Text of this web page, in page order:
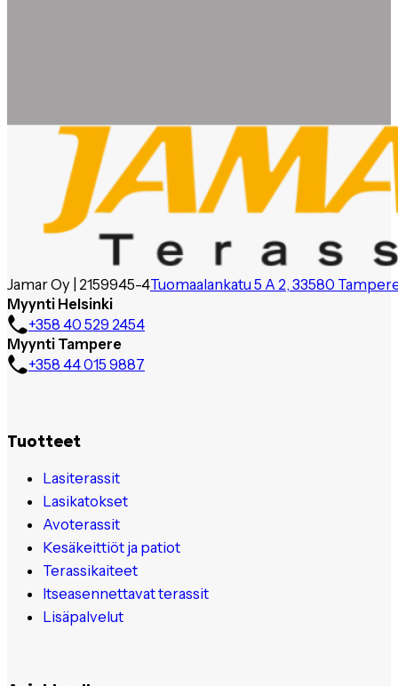
Jamar Oy | 2159945-4Tuomaalankatu 5 A 2, 33580
Myynti Helsinki
+358 40 529 2454
Myynti Tampere
+358 44 015 9887
Tuotteet
Lasiterassit
Lasikatokset
Avoterassit
Kesäkeittiöt ja patiot
Terassikaiteet
Itseasennettavat terassit
Lisäpalvelut